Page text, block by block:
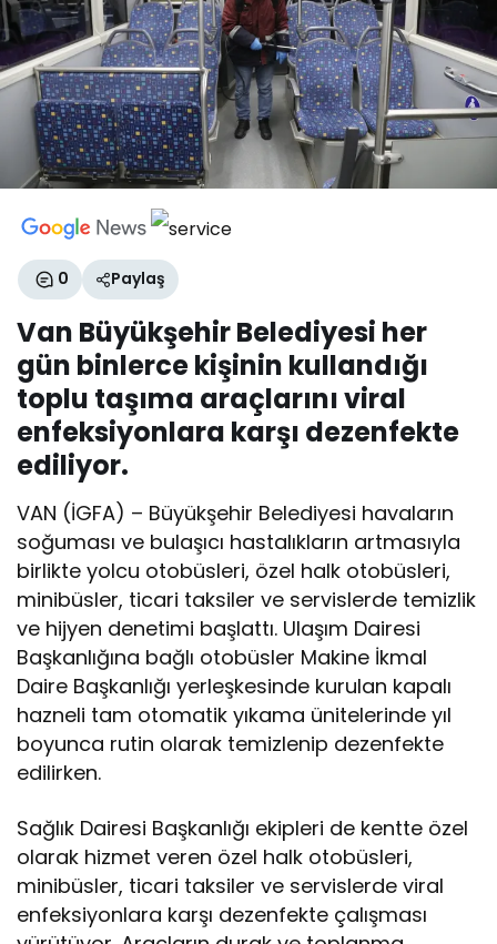
0 Paylaş
Van Büyükşehir Belediyesi her
gün binlerce kişinin kullandığı
toplu taşıma araçlarını viral
enfeksiyonlara karşı dezenfekte
ediliyor.
VAN (İGFA) – Büyükşehir Belediyesi havaların
soğuması ve bulaşıcı hastalıkların artmasıyla
birlikte yolcu otobüsleri, özel halk otobüsleri,
minibüsler, ticari taksiler ve servislerde temizlik
ve hijyen denetimi başlattı. Ulaşım Dairesi
Başkanlığına bağlı otobüsler Makine İkmal
Daire Başkanlığı yerleşkesinde kurulan kapalı
hazneli tam otomatik yıkama ünitelerinde yıl
boyunca rutin olarak temizlenip dezenfekte
edilirken.
Sağlık Dairesi Başkanlığı ekipleri de kentte özel
olarak hizmet veren özel halk otobüsleri,
minibüsler, ticari taksiler ve servislerde viral
enfeksiyonlara karşı dezenfekte çalışması